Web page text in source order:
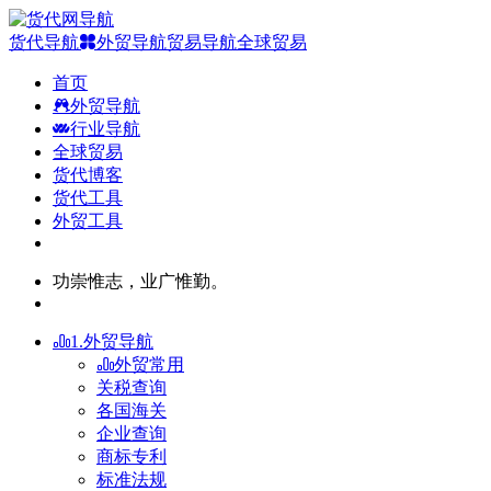
货代导航 外贸导航贸易导航全球贸易
首页
外贸导航
行业导航
全球贸易
货代博客
货代工具
外贸工具
功崇惟志，业广惟勤。
1.外贸导航
外贸常用
关税查询
各国海关
企业查询
商标专利
标准法规